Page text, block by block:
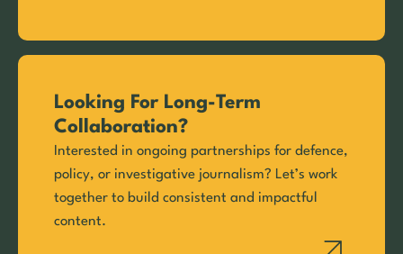
Looking For Long-Term
Collaboration?
Interested in ongoing partnerships for defence,
policy, or investigative journalism? Let’s work
together to build consistent and impactful
content.